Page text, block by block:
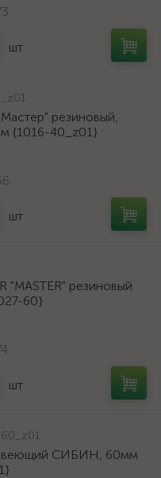
шт
резиновый,
{1016-40_z01}
шт
"MASTER" резиновый
60}
шт
СИБИН, 60мм